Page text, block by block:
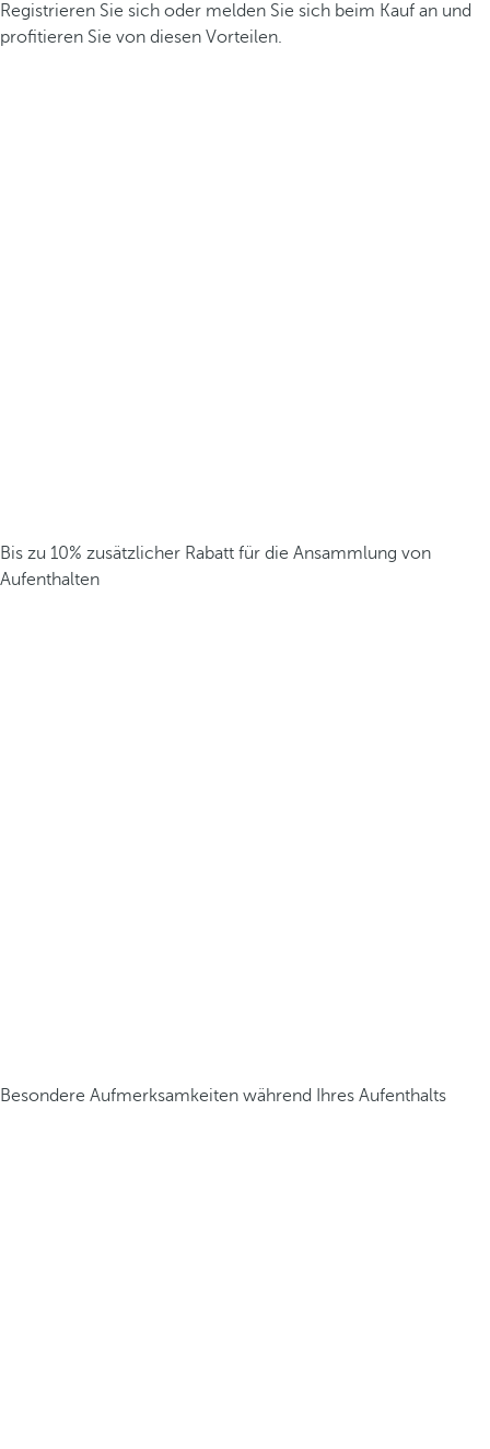
Registrieren Sie sich oder melden Sie sich beim Kauf an und
profitieren Sie von diesen Vorteilen.
Bis zu 10% zusätzlicher Rabatt für die Ansammlung von
Aufenthalten
Besondere Aufmerksamkeiten während Ihres Aufenthalts